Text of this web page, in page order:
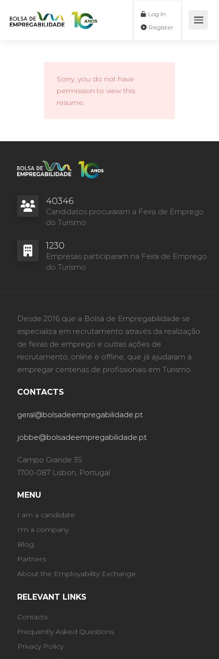
Log In
Sorry, you do not have
permission to view this
resume.
40346
Candidatos procuraram a Feira de Emprego
do Turismo
1230
Empresas participaram na Feira de Emprego
do Turismo
Desde 2016 que a Bolsa de Empregabilidade se
especializa em recrutamento através da realização
de feiras de emprego e outras ações de
recrutamento, online e offline, que já ajudaram a
empregar centenas de profissionais em Turismo.
CONTACTS
geral@bolsadeempregabilidade.pt
jobbe@bolsadeempregabilidade.pt
Campo Grande 35
1700-087 Lisbon, Portugal
MENU
I am a candidate
I'm a company
Blog
Partners
About the Employability Exchange
RELEVANT LINKS
Contacts
Frequently Asked Questions
Privacy Policy